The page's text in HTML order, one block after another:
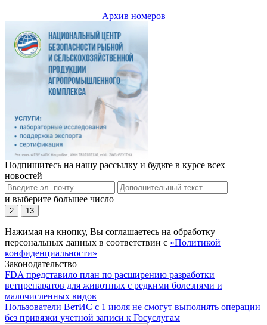
Архив номеров
Подпишитесь на нашу рассылку и будьте в курсе всех
новостей
и выберите большее число
2 13
Нажимая на кнопку, Вы соглашаетесь на обработку
персональных данных в соответствии с «Политикой
конфиденциальности»
Законодательство
FDA представило план по расширению разработки
ветпрепаратов для животных с редкими болезнями и
малочисленных видов
Пользователи ВетИС с 1 июля не смогут выполнять операции
без привязки учетной записи к Госуслугам